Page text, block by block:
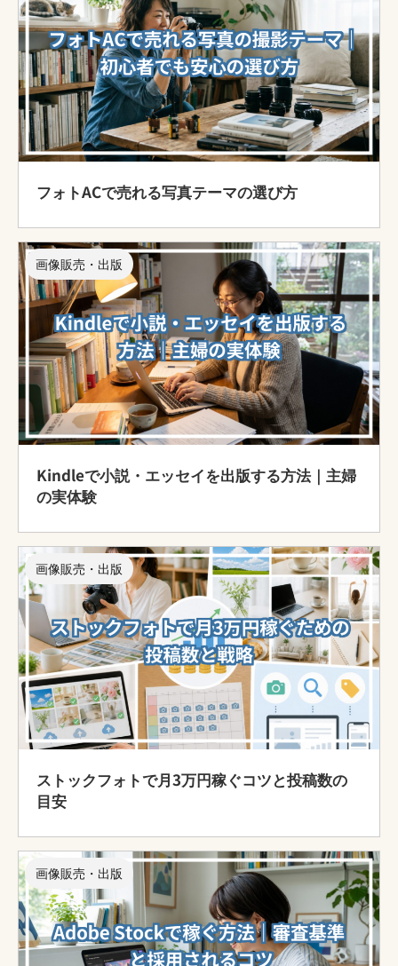
フォトACで売れる写真テーマの選び方
画像販売・出版
Kindleで小説・エッセイを出版する方法｜主婦
の実体験
画像販売・出版
ストックフォトで月3万円稼ぐコツと投稿数の
目安
画像販売・出版